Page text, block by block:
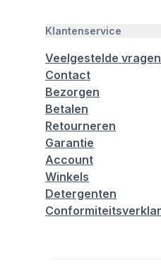
Klantenservice
Veelgestelde vragen
Contact
Bezorgen
Betalen
Retourneren
Garantie
Account
Winkels
Detergenten